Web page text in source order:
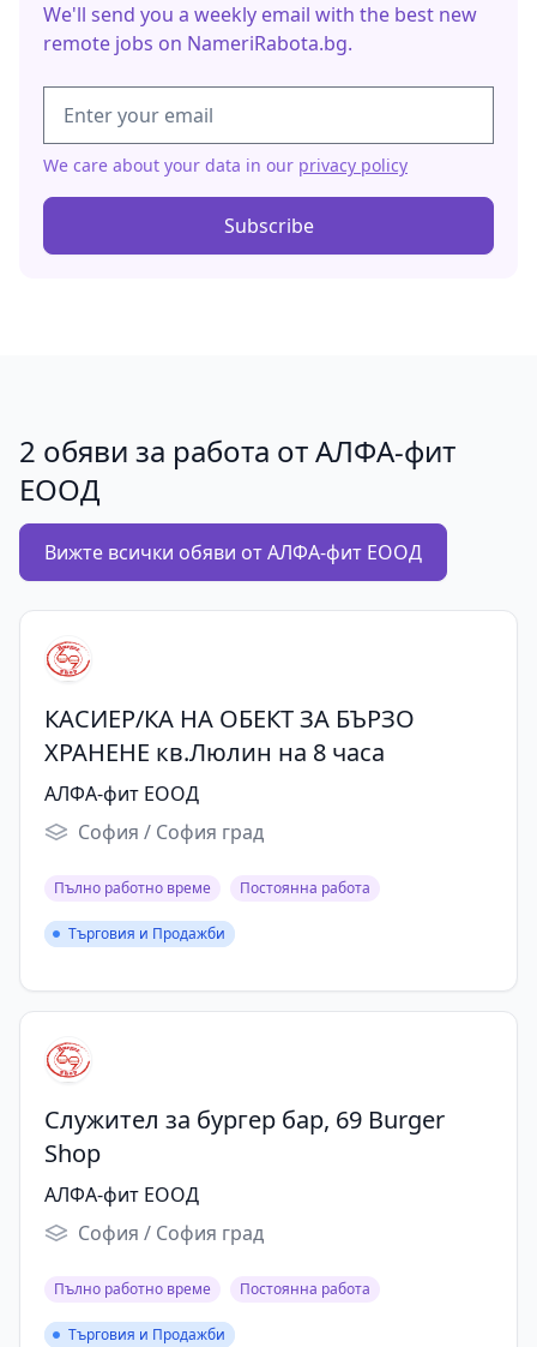
We'll send you a weekly email with the best new
remote jobs on NameriRabota.bg.
We care about your data in our privacy policy
Subscribe
2 обяви за работа от АЛФА-фит
ЕООД
Вижте всички обяви от АЛФА-фит ЕООД
КАСИЕР/КА НА ОБЕКТ ЗА БЪРЗО
ХРАНЕНЕ кв.Люлин на 8 часа
АЛФА-фит ЕООД
София / София град
Пълно работно време Постоянна работа
Търговия и Продажби
Търговия и Продажби
Служител за бургер бар, 69 Burger
Shop
АЛФА-фит ЕООД
София / София град
Пълно работно време Постоянна работа
Търговия и Продажби
Търговия и Продажби